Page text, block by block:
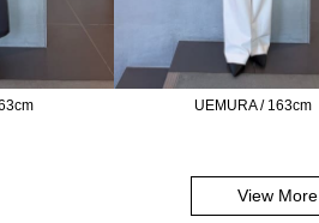
UEMURA / 163cm
View More